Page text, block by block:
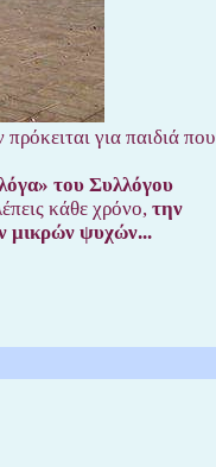
για παιδιά που
του Συλλόγου
κάθε χρόνο,την
μικρών ψυχών...